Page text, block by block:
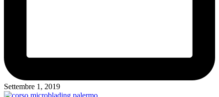
Settembre 1, 2019